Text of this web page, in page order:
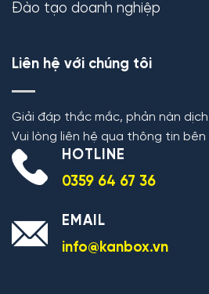
Đào tạo doanh nghiệp
Liên hệ với chúng tôi
Giải đáp thắc mắc, phản nàn
Vui lòng liên hệ qua thông tin
HOTLINE
0359 64 67 36
EMAIL
info@kanbox.vn